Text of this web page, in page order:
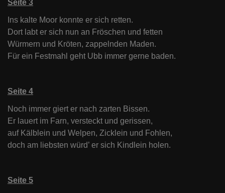
Seite 3
Ins kalte Moor konnte er sich retten.
Dort labt er sich nun an Fröschen und fetten
Würmern und Kröten, zappelnden Maden.
Für ein Festmahl geht Ubb immer gerne baden.
Seite 4
Noch immer giert er nach zarten Bissen.
Er lauert im Farn, versteckt und gerissen,
auf Kälblein und Welpen, Zicklein und Fohlen,
doch am liebsten würd’ er sich Kindlein holen.
Seite 5